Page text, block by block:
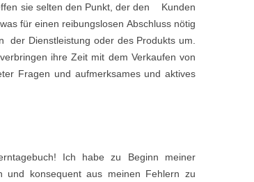
sie selten den Punkt, der den Kunden
für einen reibungslosen Abschluss nötig
der Dienstleistung oder des Produkts um.
ihre Zeit mit dem Verkaufen von
Fragen und aufmerksames und aktives
Ich habe zu Beginn meiner
und konsequent aus meinen Fehlern zu